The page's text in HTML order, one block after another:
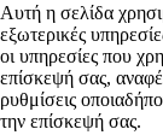
Αυτή η σελίδα
εξωτερικές
οι υπηρεσίες που
επίσκεψή σας,
ρυθμίσεις
την επίσκεψή σας.